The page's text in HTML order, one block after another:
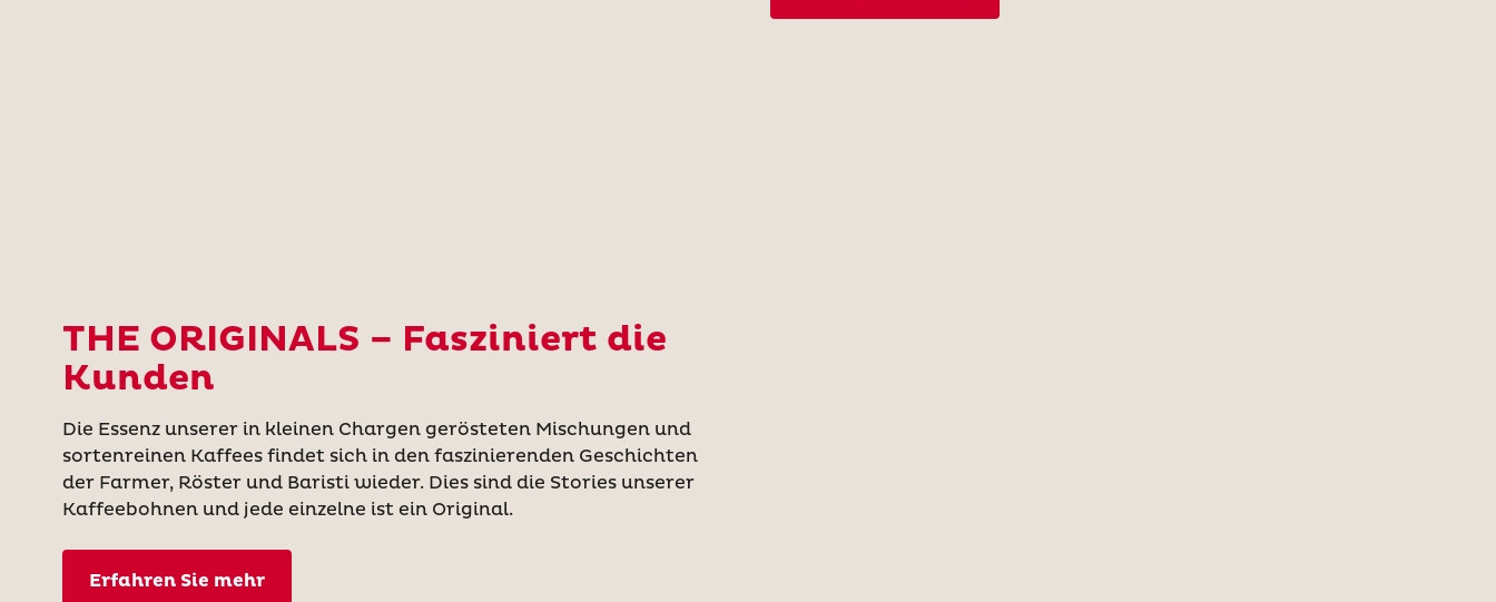
THE ORIGINALS – Fasziniert die
Kunden
Die Essenz unserer in kleinen Chargen gerösteten Mischungen und
sortenreinen Kaffees findet sich in den faszinierenden Geschichten
der Farmer, Röster und Baristi wieder. Dies sind die Stories unserer
Kaffeebohnen und jede einzelne ist ein Original.
Erfahren Sie mehr